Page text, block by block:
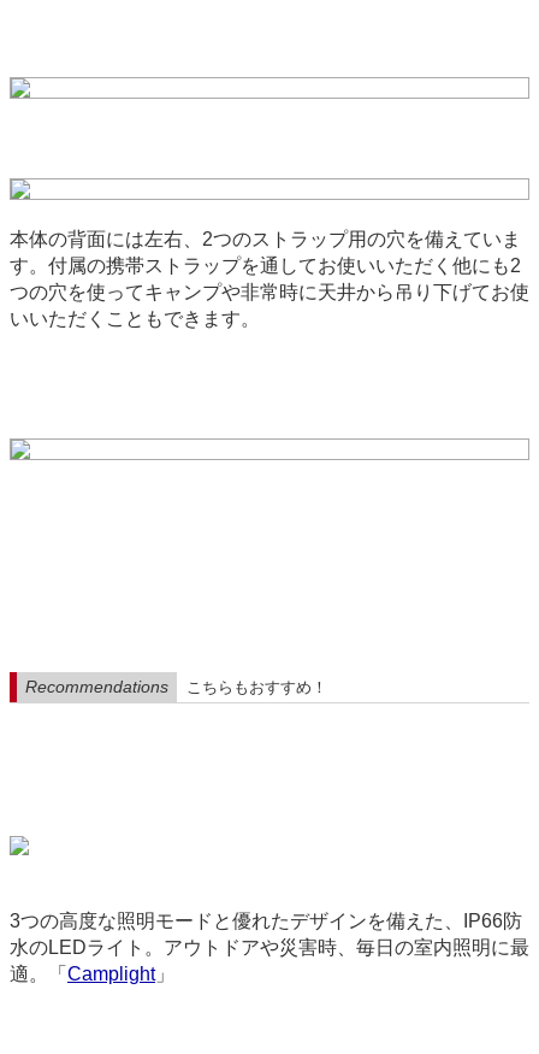
本体の背面には左右、2つのストラップ用の穴を備えていま
す。付属の携帯ストラップを通してお使いいただく他にも2
つの穴を使ってキャンプや非常時に天井から吊り下げてお使
いいただくこともできます。
Recommendations こちらもおすすめ！
3つの高度な照明モードと優れたデザインを備えた、IP66防
水のLEDライト。アウトドアや災害時、毎日の室内照明に最
適。「 Camplight」